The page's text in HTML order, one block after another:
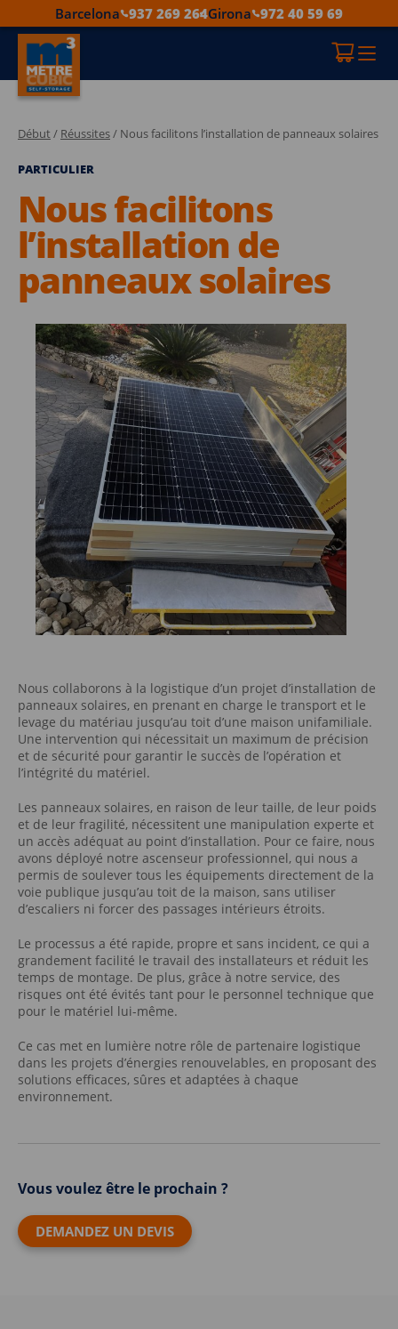
Barcelona 937 269 264Girona 972 40 59 69
Début / Réussites/ Nous facilitons l’installation de panneaux solaires
PARTICULIER
Nous facilitons
l’installation de
panneaux solaires
Nous collaborons à la logistique d’un projet d’installation de
panneaux solaires, en prenant en charge le transport et le
levage du matériau jusqu’au toit d’une maison unifamiliale.
Une intervention qui nécessitait un maximum de précision
et de sécurité pour garantir le succès de l’opération et
l’intégrité du matériel.
Les panneaux solaires, en raison de leur taille, de leur poids
et de leur fragilité, nécessitent une manipulation experte et
un accès adéquat au point d’installation. Pour ce faire, nous
avons déployé notre ascenseur professionnel, qui nous a
permis de soulever tous les équipements directement de la
voie publique jusqu’au toit de la maison, sans utiliser
d’escaliers ni forcer des passages intérieurs étroits.
Le processus a été rapide, propre et sans incident, ce qui a
grandement facilité le travail des installateurs et réduit les
temps de montage. De plus, grâce à notre service, des
risques ont été évités tant pour le personnel technique que
pour le matériel lui-même.
Ce cas met en lumière notre rôle de partenaire logistique
dans les projets d’énergies renouvelables, en proposant des
solutions efficaces, sûres et adaptées à chaque
environnement.
Vous voulez être le prochain ?
DEMANDEZ UN DEVIS